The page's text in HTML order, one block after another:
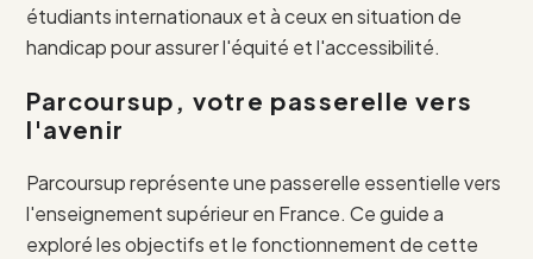
étudiants internationaux et à ceux en situation de
handicap pour assurer l'équité et l'accessibilité.
Parcoursup, votre passerelle vers
l'avenir
Parcoursup représente une passerelle essentielle vers
l'enseignement supérieur en France. Ce guide a
exploré les objectifs et le fonctionnement de cette